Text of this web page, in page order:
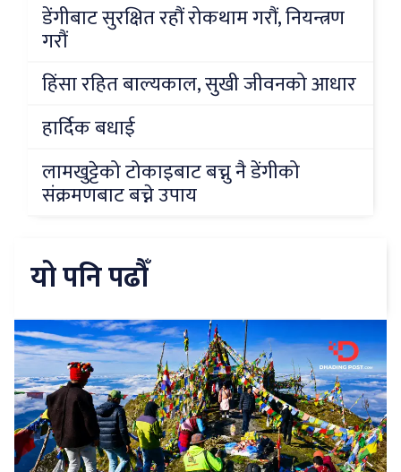
डेंगीबाट सुरक्षित रहौं रोकथाम गरौं, नियन्त्रण
गरौं
हिंसा रहित बाल्यकाल, सुखी जीवनको आधार
हार्दिक बधाई
लामखुट्टेको टोकाइबाट बच्नु नै डेंगीको
संक्रमणबाट बच्ने उपाय
यो पनि पढौँ